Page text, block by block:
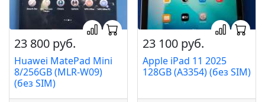
23 800 руб.
Huawei MatePad Mini
8/256GB (MLR-W09)
(без SIM)
23 100 руб.
Apple iPad 11 2025
128GB (A3354) (без SIM)